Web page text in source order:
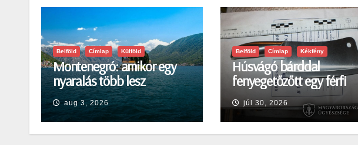
Belföld Címlap Külföld
Montenegró: amikor egy
nyaralás több lesz
egyszerű pihenésnél
aug 3, 2026
Belföld Címlap Kékfény
Húsvágó bárddal
fenyegetőzőtt egy férfi
Egerben
júl 30, 2026